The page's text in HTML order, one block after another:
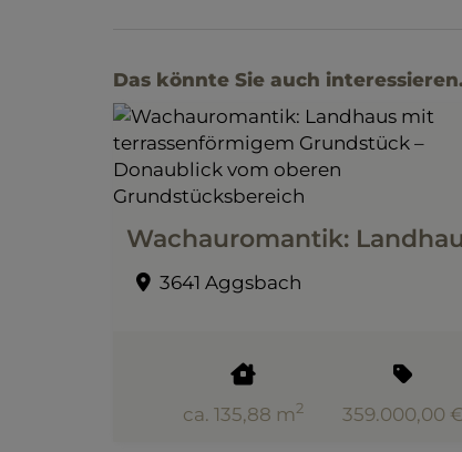
Das könnte Sie auch
3641 Aggsbach
ca. 135,88 m 2 359.000,00